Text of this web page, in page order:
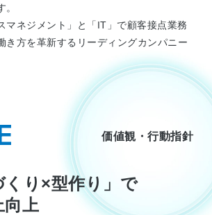
マネジメント」と「IT」で顧客接点業務
き方を革新するリーディングカンパニー
価値観・行動指針
くり×型作り」で
向上